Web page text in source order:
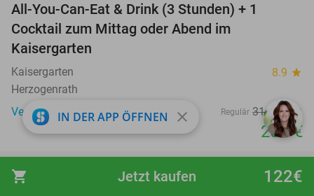
shopping_cart 122€
Jetzt kaufen
All-You-Can-Eat & Drink (3 Stunden) + 1
Cocktail zum Mittag oder Abend im
Kaisergarten
Kaisergarten 8.9 star
Herzogenrath
Verkauft: 1.262
Regulär 31,40€
20,90€
favorite_border
Eintritt für Bobbejaanland
IN DER APP ÖFFNEN close